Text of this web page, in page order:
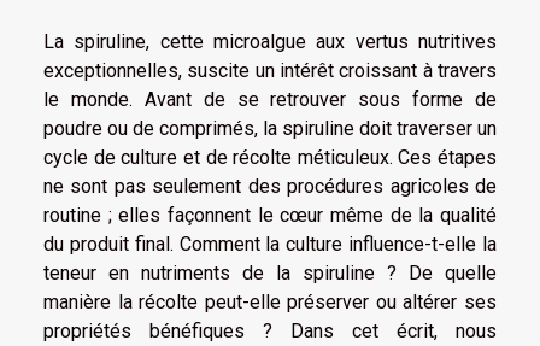
La spiruline, cette microalgue aux vertus nutritives
exceptionnelles, suscite un intérêt croissant à travers
le monde. Avant de se retrouver sous forme de
poudre ou de comprimés, la spiruline doit traverser un
cycle de culture et de récolte méticuleux. Ces étapes
ne sont pas seulement des procédures agricoles de
routine ; elles façonnent le cœur même de la qualité
du produit final. Comment la culture influence-t-elle la
teneur en nutriments de la spiruline ? De quelle
manière la récolte peut-elle préserver ou altérer ses
propriétés bénéfiques ? Dans cet écrit, nous